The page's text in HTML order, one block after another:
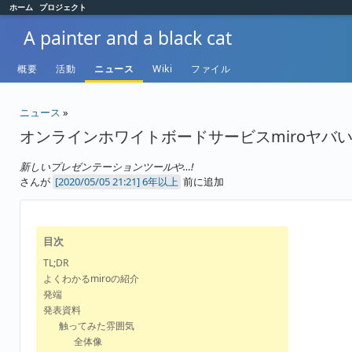
ホーム プロジェクト
A painter and a black cat
概要 活動 ニュース Wiki ファイル
ニュース »
オンラインホワイトボードサービスmiroヤバい
新しいプレゼンテーションツールや…!
さんが
6年以上 前に追加
目次
TL;DR
よくわかるmiroの紹介
発端
発表資料
触ってみた雰囲気
全体像